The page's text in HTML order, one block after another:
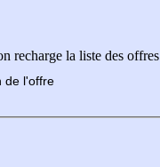
recharge la liste des offres
de l'offre